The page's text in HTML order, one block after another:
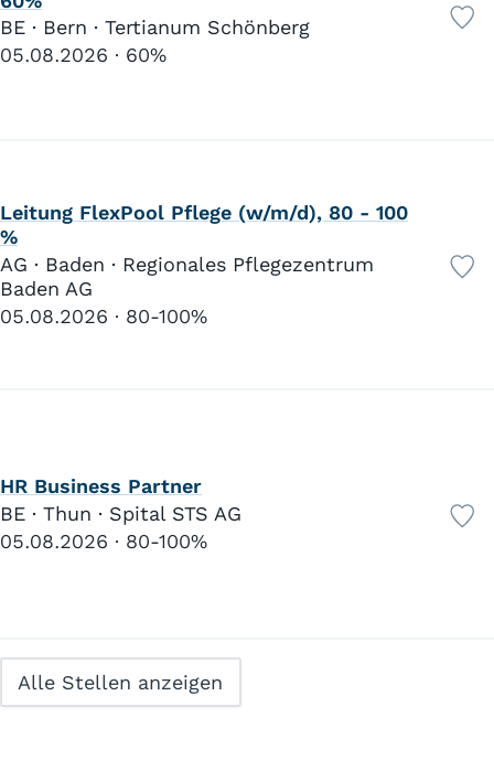
BE · Bern · Tertianum Schönberg
05.08.2026
60%
Leitung FlexPool Pflege (w/m/d), 80 - 100
%
AG · Baden · Regionales Pflegezentrum
Baden AG
05.08.2026
80-100%
HR Business Partner
BE · Thun · Spital STS AG
05.08.2026
80-100%
Alle Stellen anzeigen